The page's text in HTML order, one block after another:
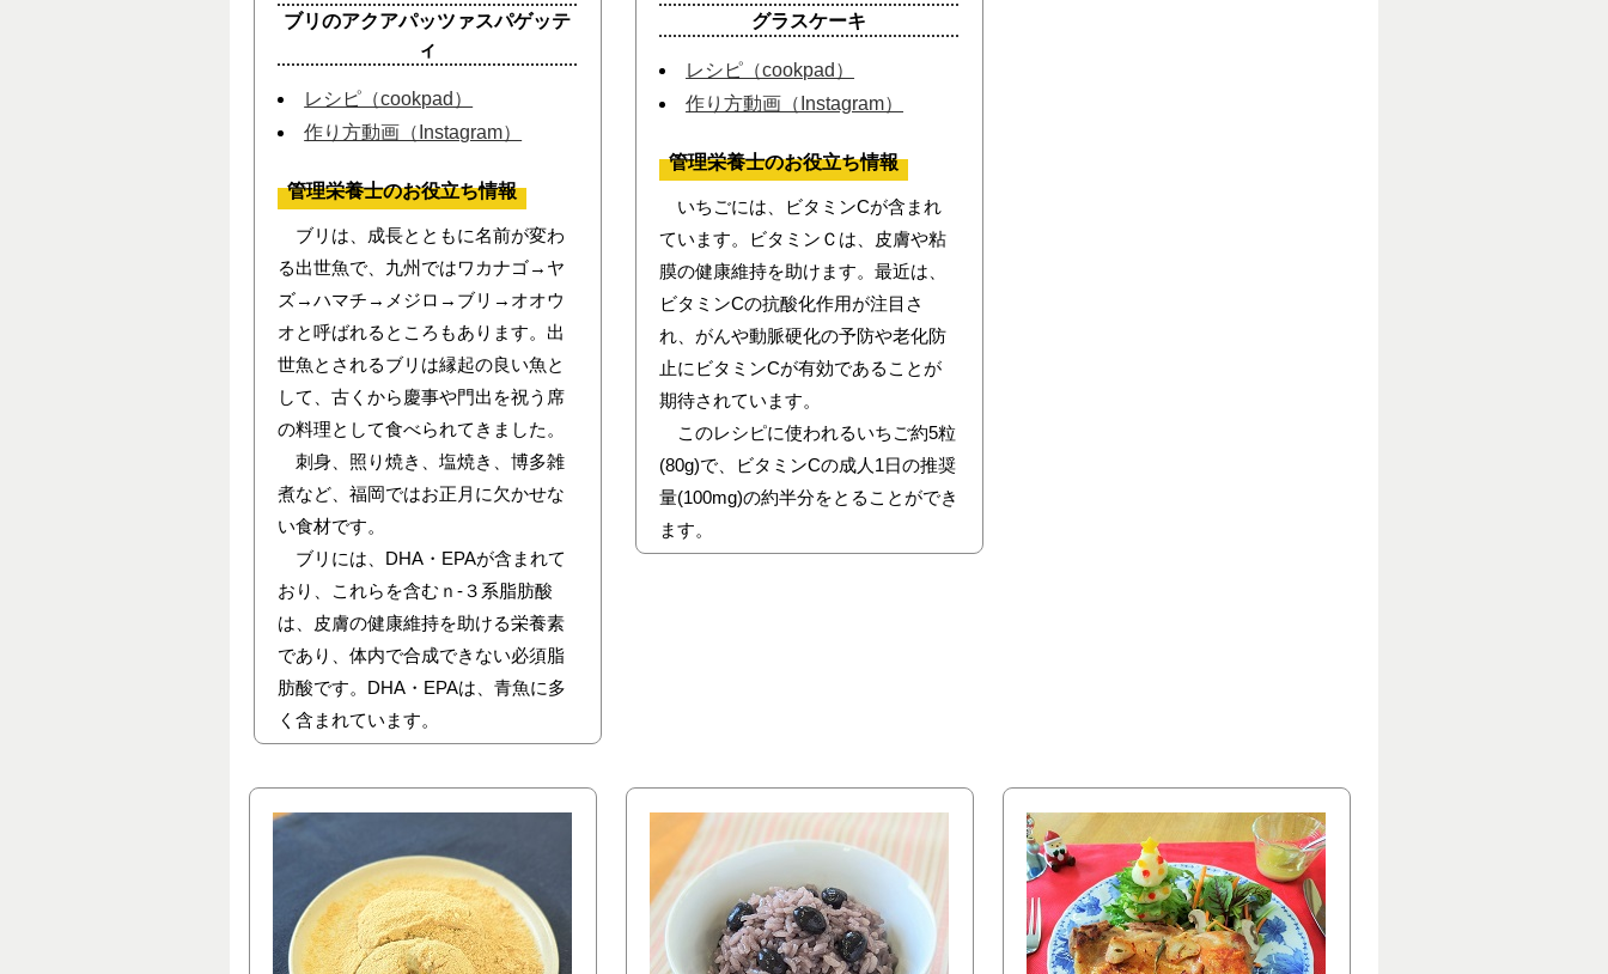
ブリのアクアパッツァスパゲッテ
ィ
レシピ（cookpad）
作り方動画（Instagram）
管理栄養士のお役立ち情報
ブリは、成長とともに名前が変わ
る出世魚で、九州ではワカナゴ→ヤ
ズ→ハマチ→メジロ→ブリ→オオウ
オと呼ばれるところもあります。出
世魚とされるブリは縁起の良い魚と
して、古くから慶事や門出を祝う席
の料理として食べられてきました。
刺身、照り焼き、塩焼き、博多雑
煮など、福岡ではお正月に欠かせな
い食材です。
ブリには、DHA・EPAが含まれて
おり、これらを含むｎ-３系脂肪酸
は、皮膚の健康維持を助ける栄養素
であり、体内で合成できない必須脂
肪酸です。DHA・EPAは、青魚に多
く含まれています。
グラスケーキ
レシピ（cookpad）
作り方動画（Instagram）
管理栄養士のお役立ち情報
いちごには、ビタミンCが含まれ
ています。ビタミンＣは、皮膚や粘
膜の健康維持を助けます。最近は、
ビタミンCの抗酸化作用が注目さ
れ、がんや動脈硬化の予防や老化防
止にビタミンCが有効であることが
期待されています。
このレシピに使われるいちご約5粒
(80g)で、ビタミンCの成人1日の推奨
量(100mg)の約半分をとることができ
ます。